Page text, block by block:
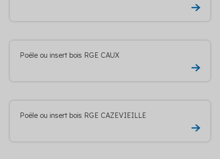
Poêle ou insert bois RGE CAUX
Poêle ou insert bois RGE CAZEVIEILLE